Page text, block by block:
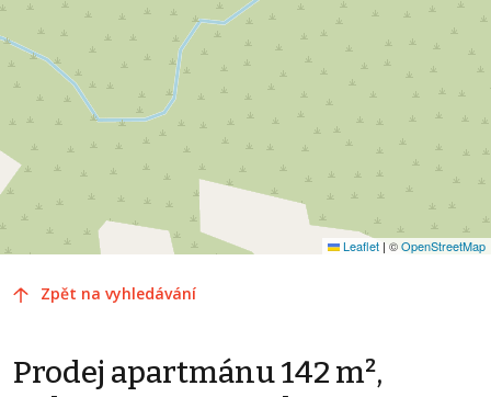
Leaflet | ©OpenStreetMap
Zpět na vyhledávání
Prodej apartmánu 142 m²,